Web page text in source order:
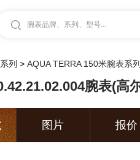
腕表品牌、系列、型号...
列 > AQUA TERRA 150米腕表系列
腕表(高
图片 报价